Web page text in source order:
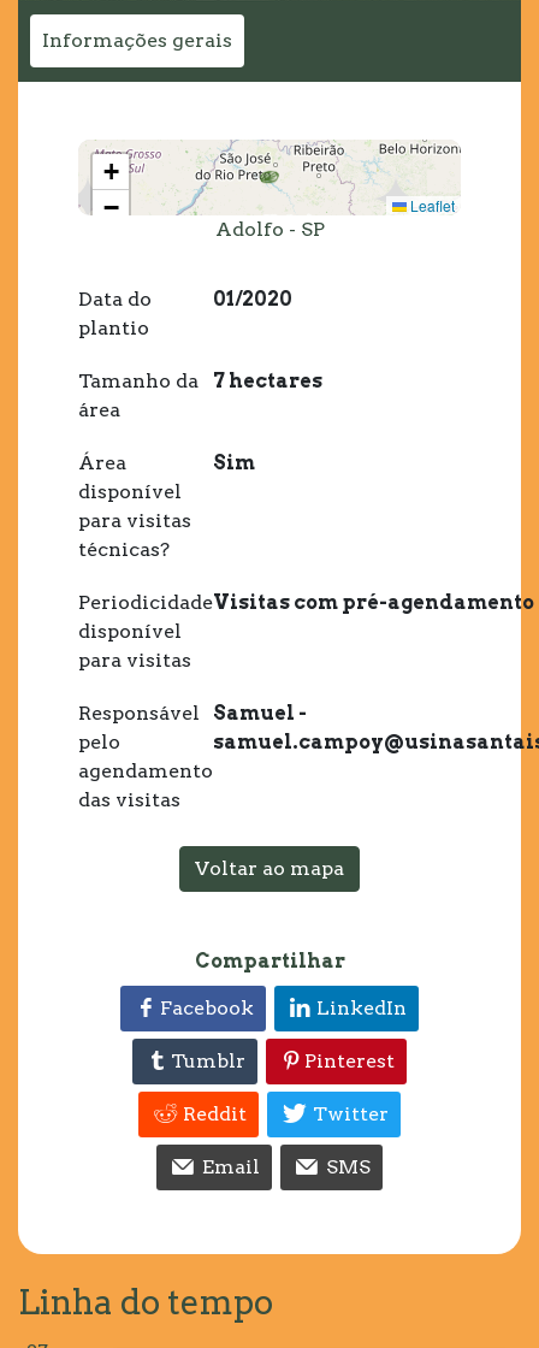
Informações gerais
+
−
Leaflet
Adolfo - SP
Data do
plantio
01/2020
Tamanho da
área
7 hectares
Área
disponível
para visitas
técnicas?
Sim
Periodicidade
disponível
para visitas
Visitas com pré-agendamento
Responsável
pelo
agendamento
das visitas
Samuel -
Voltar ao mapa
Compartilhar
Facebook LinkedIn
Tumblr Pinterest
Reddit Twitter
Email SMS
Linha do tempo